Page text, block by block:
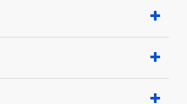
de iluminare de pana la 2